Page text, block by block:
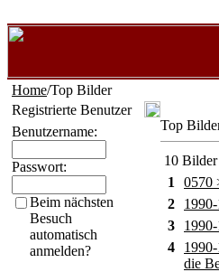
Home/Top Bilder
Registrierte Benutzer
Benutzername:
Passwort:
Beim nächsten
Besuch
automatisch
anmelden?
Top
10
1
0570
2
3
4
die